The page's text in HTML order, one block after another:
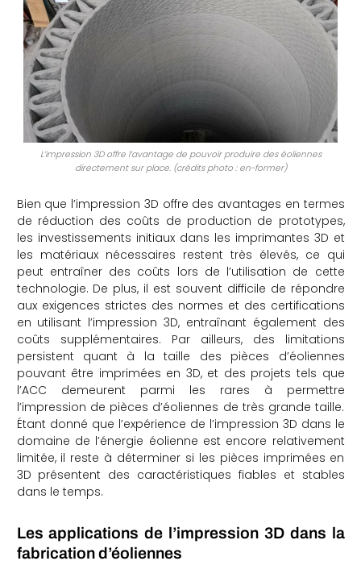
L’impression 3D offre l’avantage de pouvoir produire des éoliennes
directement sur place. (crédits photo : en-former)
Bien que l’impression 3D offre des avantages en termes
de réduction des coûts de production de prototypes,
les investissements initiaux dans les imprimantes 3D et
les matériaux nécessaires restent très élevés, ce qui
peut entraîner des coûts lors de l’utilisation de cette
technologie. De plus, il est souvent difficile de répondre
aux exigences strictes des normes et des certifications
en utilisant l’impression 3D, entraînant également des
coûts supplémentaires. Par ailleurs, des limitations
persistent quant à la taille des pièces d’éoliennes
pouvant être imprimées en 3D, et des projets tels que
l’ACC demeurent parmi les rares à permettre
l’impression de pièces d’éoliennes de très grande taille.
Étant donné que l’expérience de l’impression 3D dans le
domaine de l’énergie éolienne est encore relativement
limitée, il reste à déterminer si les pièces imprimées en
3D présentent des caractéristiques fiables et stables
dans le temps.
Les applications de l’impression 3D dans la
fabrication d’éoliennes